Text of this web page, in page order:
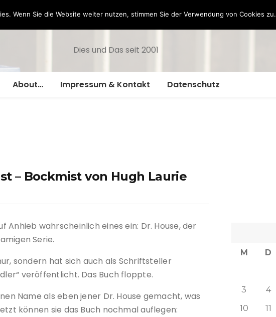
Hazamelistan
Dies und Das seit 2001
About… Impressum & Kontakt Datenschutz
– Bockmist von Hugh Laurie
Anhieb wahrscheinlich eines ein: Dr. House, der
Serie.
sondern hat sich auch als Schriftsteller
veröffentlicht. Das Buch floppte.
Name als eben jener Dr. House gemacht, was
können sie das Buch nochmal auflegen:
M D
3
4
10
11
Wenn Sie die Website weiter nutzen, stimmen Sie der Verwendung von Cookies zu.